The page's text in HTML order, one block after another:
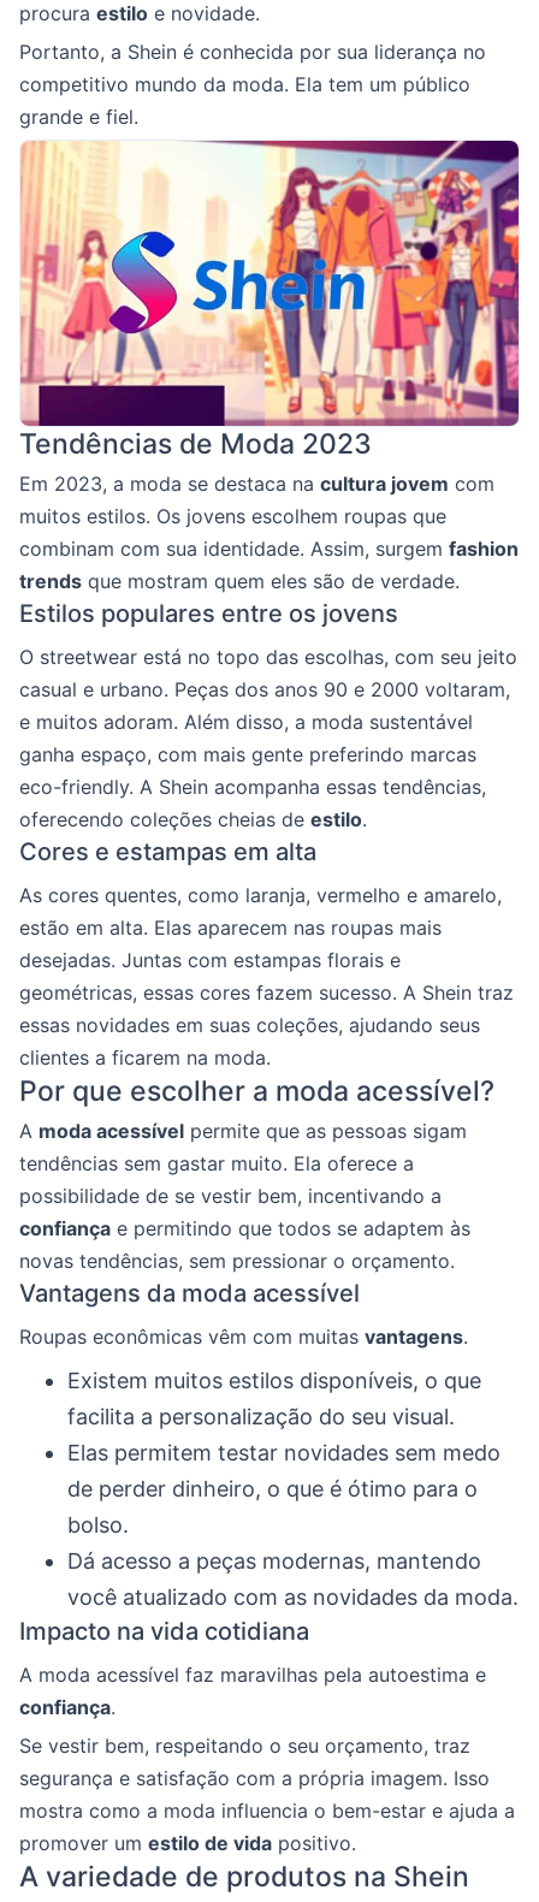
procura estilo e novidade.
Portanto, a Shein é conhecida por sua liderança no
competitivo mundo da moda. Ela tem um público
grande e fiel.
Tendências de Moda 2023
Em 2023, a moda se destaca na cultura jovem com
muitos estilos. Os jovens escolhem roupas que
combinam com sua identidade. Assim, surgem fashion
trends que mostram quem eles são de verdade.
Estilos populares entre os jovens
O streetwear está no topo das escolhas, com seu jeito
casual e urbano. Peças dos anos 90 e 2000 voltaram,
e muitos adoram. Além disso, a moda sustentável
ganha espaço, com mais gente preferindo marcas
eco-friendly. A Shein acompanha essas tendências,
oferecendo coleções cheias de estilo.
Cores e estampas em alta
As cores quentes, como laranja, vermelho e amarelo,
estão em alta. Elas aparecem nas roupas mais
desejadas. Juntas com estampas florais e
geométricas, essas cores fazem sucesso. A Shein traz
essas novidades em suas coleções, ajudando seus
clientes a ficarem na moda.
Por que escolher a moda acessível?
A moda acessível permite que as pessoas sigam
tendências sem gastar muito. Ela oferece a
possibilidade de se vestir bem, incentivando a
confiança e permitindo que todos se adaptem às
novas tendências, sem pressionar o orçamento.
Vantagens da moda acessível
Roupas econômicas vêm com muitas vantagens.
Existem muitos estilos disponíveis, o que
facilita a personalização do seu visual.
Elas permitem testar novidades sem medo
de perder dinheiro, o que é ótimo para o
bolso.
Dá acesso a peças modernas, mantendo
você atualizado com as novidades da moda.
Impacto na vida cotidiana
A moda acessível faz maravilhas pela autoestima e
confiança.
Se vestir bem, respeitando o seu orçamento, traz
segurança e satisfação com a própria imagem. Isso
mostra como a moda influencia o bem-estar e ajuda a
promover um estilo de vida positivo.
A variedade de produtos na Shein